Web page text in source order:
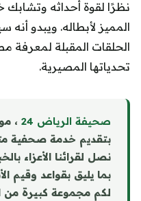
نظرًا لقوة أحداثه وتشابك
المميز لأبطاله. ويبدو
الحلقات المقبلة
تحدياتها المصيرية.
صحيفة الرياض 24
،
بتقديم خدمة صحفية
نصل لقرائنا الأعزاء
بما يليق بقواعد وقيم
لكم مجموعة كبيرة من